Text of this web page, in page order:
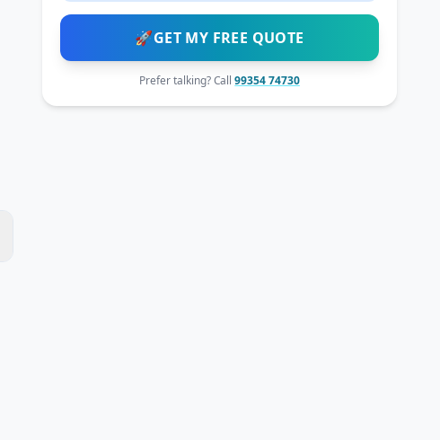
🚀GET MY FREE QUOTE
Prefer talking? Call99354 74730